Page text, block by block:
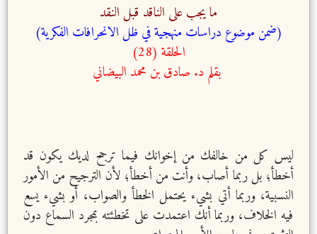
ما يجب على الناقد قبل النقد
(ضمن موضوع دراسات منهجية في ظل الانحرافات الفكرية)
الحلقة (28)
بقلم د. صادق بن محمد البيضاني
ليس كل من خالفك من إخوانك فيما ترجح لديك يكون قد
أخطأ؛ بل ربما أصاب، وأنت من أخطأ؛ لأن الترجيح من الأمور
النسبية، وربما أتي بشيء يحتمل الخطأ والصواب، أو بشيء يسع
فيه الخلاف، وربما أنك اعتمدت على تخطئته بمجرد السماع دون